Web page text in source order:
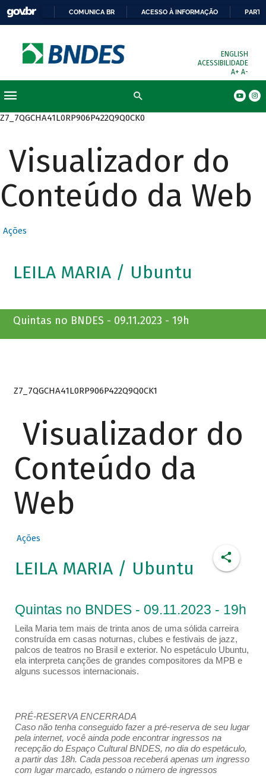
COMUNICA BR ACESSO À INFORMAÇÃO
ENGLISH
ACESSIBILIDADE
A+ A-
Z7_7QGCHA41L0RP906P422Q9Q0CK0
Visualizador do
Conteúdo da Web
Ações
LEILA MARIA / Ubuntu
Quintas no BNDES - 09.11.2023 - 19h
Z7_7QGCHA41L0RP906P422Q9Q0CK1
Visualizador do
Conteúdo da
Web
Ações
LEILA MARIA / Ubuntu
Quintas no BNDES - 09.11.2023 - 19h
Leila Maria tem mais de trinta anos de uma sólida carreira
construída em casas noturnas, clubes e festivais de jazz,
palcos de teatros no Brasil e exterior. No espetáculo Ubuntu,
ela interpreta canções de grandes compositores da MPB e
alguns sucessos internacionais.
PRÉ-RESERVA ENCERRADA
Caso não tenha conseguido fazer a pré-reserva de seu lugar
pela internet, você ainda pode encontrar ingressos na
recepção do Espaço Cultural BNDES, no dia do espetáculo,
a partir das 18h. Cada pessoa receberá apenas um ingresso
com lugar marcado, estando o número de ingressos